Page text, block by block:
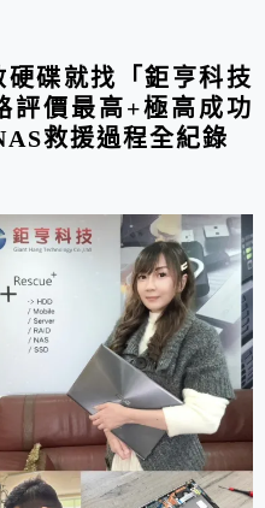
硬碟就找「鉅亨科技
評價最高+極高成功
救援過程全紀錄